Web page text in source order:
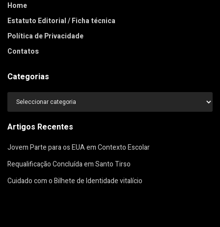
Home
Estatuto Editorial / Ficha técnica
Política de Privacidade
Contatos
Categorias
Categorias
Artigos Recentes
Jovem Parte para os EUA em Contexto Escolar
Requalificação Concluída em Santo Tirso
Cuidado com o Bilhete de Identidade vitalício